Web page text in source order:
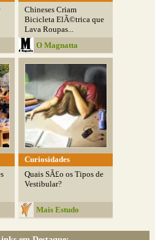
Chineses Criam
Bicicleta ElÃ©trica que
Lava Roupas...
O Magnatta
Curiosidades
Quais SÃ£o os Tipos de
Vestibular?
Mais Estudo